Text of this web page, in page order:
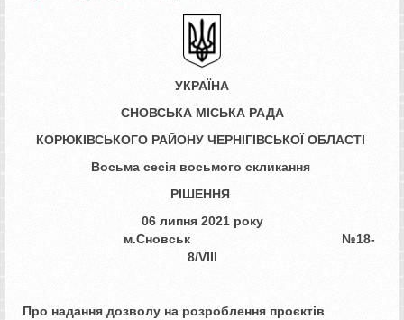
УКРАЇНА
СНОВСЬКА МІСЬКА РАДА
КОРЮКІВСЬКОГО РАЙОНУ ЧЕРНІГІВСЬКОЇ ОБЛАСТІ
Восьма сесія восьмого скликання
РІШЕННЯ
06 липня 2021 року
м.Сновськ №18-
8/VIII
Про надання дозволу на розроблення проєктів